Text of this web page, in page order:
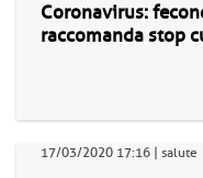
Coronavirus:
raccomanda stop
17/03/2020 17:16 | salute